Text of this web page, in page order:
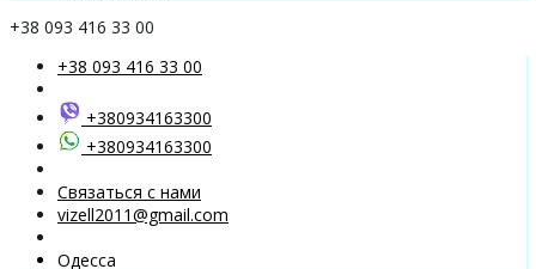
+38 093 416 33 00
+38 093 416 33 00
+380934163300
+380934163300
Связаться с нами
vizell2011@gmail.com
Одесса